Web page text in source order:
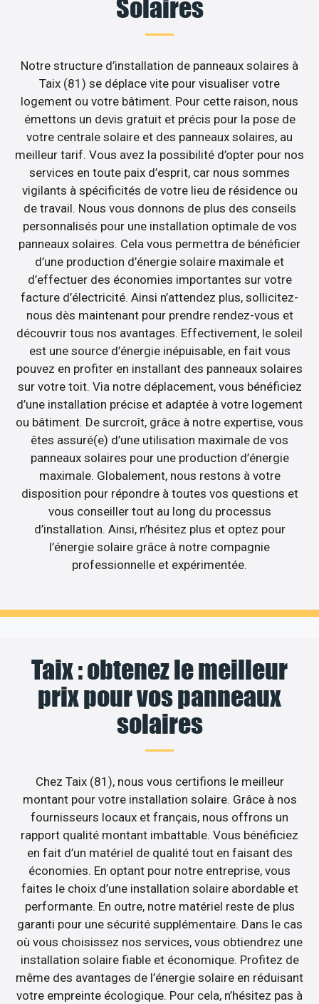
Solaires
Notre structure d’installation de panneaux solaires à
Taix (81) se déplace vite pour visualiser votre
logement ou votre bâtiment. Pour cette raison, nous
émettons un devis gratuit et précis pour la pose de
votre centrale solaire et des panneaux solaires, au
meilleur tarif. Vous avez la possibilité d’opter pour nos
services en toute paix d’esprit, car nous sommes
vigilants à spécificités de votre lieu de résidence ou
de travail. Nous vous donnons de plus des conseils
personnalisés pour une installation optimale de vos
panneaux solaires. Cela vous permettra de bénéficier
d’une production d’énergie solaire maximale et
d’effectuer des économies importantes sur votre
facture d’électricité. Ainsi n’attendez plus, sollicitez-
nous dès maintenant pour prendre rendez-vous et
découvrir tous nos avantages. Effectivement, le soleil
est une source d’énergie inépuisable, en fait vous
pouvez en profiter en installant des panneaux solaires
sur votre toit. Via notre déplacement, vous bénéficiez
d’une installation précise et adaptée à votre logement
ou bâtiment. De surcroît, grâce à notre expertise, vous
êtes assuré(e) d’une utilisation maximale de vos
panneaux solaires pour une production d’énergie
maximale. Globalement, nous restons à votre
disposition pour répondre à toutes vos questions et
vous conseiller tout au long du processus
d’installation. Ainsi, n’hésitez plus et optez pour
l’énergie solaire grâce à notre compagnie
professionnelle et expérimentée.
Taix : obtenez le meilleur
prix pour vos panneaux
solaires
Chez Taix (81), nous vous certifions le meilleur
montant pour votre installation solaire. Grâce à nos
fournisseurs locaux et français, nous offrons un
rapport qualité montant imbattable. Vous bénéficiez
en fait d’un matériel de qualité tout en faisant des
économies. En optant pour notre entreprise, vous
faites le choix d’une installation solaire abordable et
performante. En outre, notre matériel reste de plus
garanti pour une sécurité supplémentaire. Dans le cas
où vous choisissez nos services, vous obtiendrez une
installation solaire fiable et économique. Profitez de
même des avantages de l’énergie solaire en réduisant
votre empreinte écologique. Pour cela, n’hésitez pas à